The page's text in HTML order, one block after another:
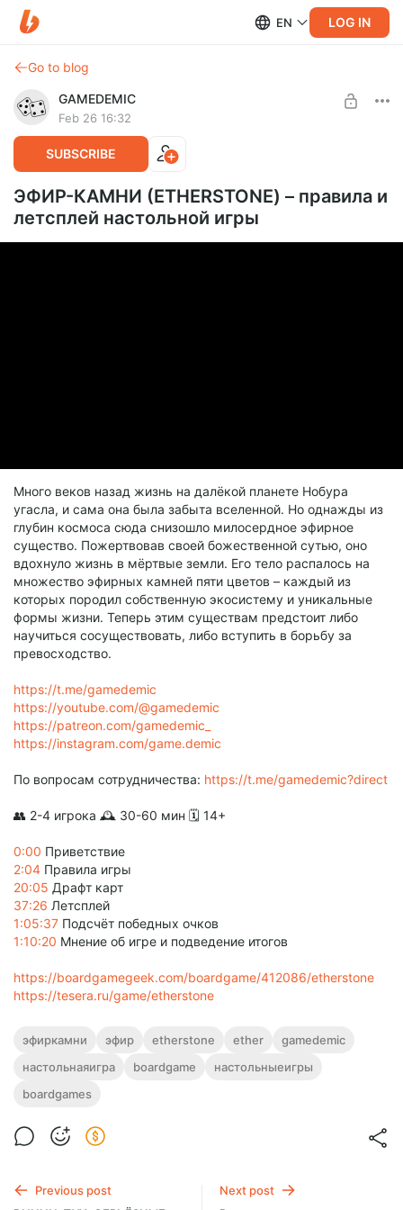
EN LOG IN
Go to blog
GAMEDEMIC
Feb 26 16:32
SUBSCRIBE
ЭФИР-КАМНИ (ETHERSTONE) – правила и
летсплей настольной игры
Много веков назад жизнь на далёкой планете Нобура
угасла, и сама она была забыта вселенной. Но однажды из
глубин космоса сюда снизошло милосердное эфирное
существо. Пожертвовав своей божественной сутью, оно
вдохнуло жизнь в мёртвые земли. Его тело распалось на
множество эфирных камней пяти цветов – каждый из
которых породил собственную экосистему и уникальные
формы жизни. Теперь этим существам предстоит либо
научиться сосуществовать, либо вступить в борьбу за
превосходство.
https://t.me/gamedemic
https://youtube.com/@gamedemic
https://patreon.com/gamedemic_
https://instagram.com/game.demic
По вопросам сотрудничества: https://t.me/gamedemic?direct
👥 2-4 игрока 🕰 30-60 мин 🗓️ 14+
0:00 Приветствие
2:04 Правила игры
20:05 Драфт карт
37:26 Летсплей
1:05:37 Подсчёт победных очков
1:10:20 Мнение об игре и подведение итогов
https://boardgamegeek.com/boardgame/412086/etherstone
https://tesera.ru/game/etherstone
эфиркамни эфир etherstone ether
gamedemic
настольнаяигра
boardgame
настольныеигры
boardgames
Previous post
Next post